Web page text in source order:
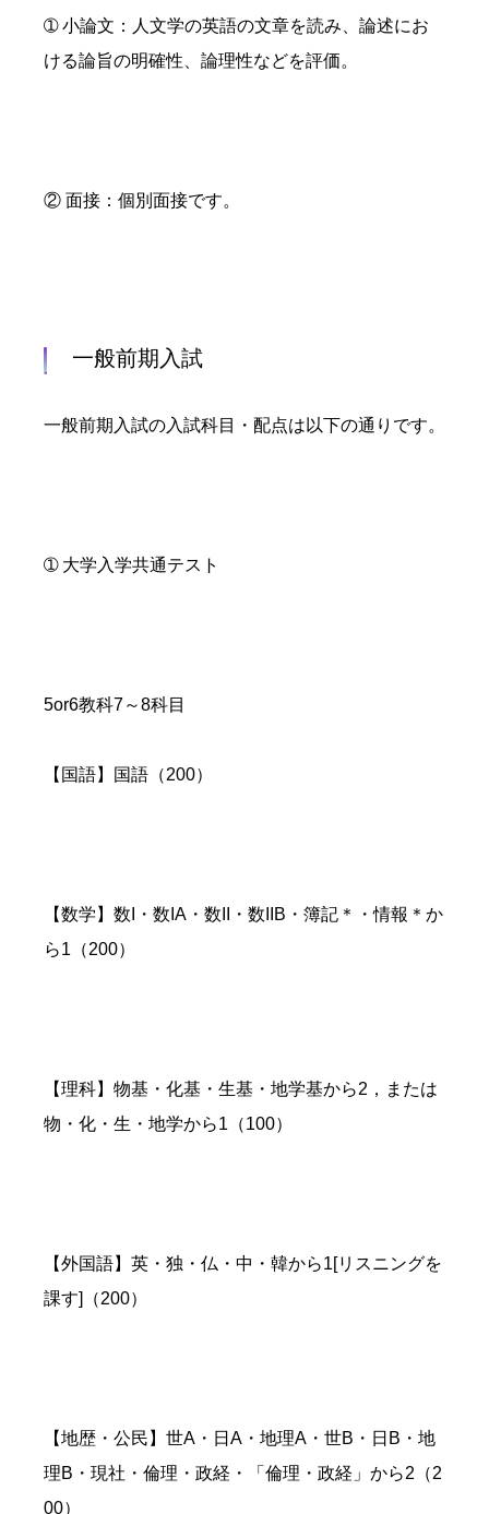
➀ 小論文：人文学の英語の文章を読み、論述にお
ける論旨の明確性、論理性などを評価。
② 面接：個別面接です。
一般前期入試
一般前期入試の入試科目・配点は以下の通りです。
➀ 大学入学共通テスト
5or6教科7～8科目
【国語】国語（200）
【数学】数I・数IA・数II・数IIB・簿記＊・情報＊か
ら1（200）
【理科】物基・化基・生基・地学基から2，または
物・化・生・地学から1（100）
【外国語】英・独・仏・中・韓から1[リスニングを
課す]（200）
【地歴・公民】世A・日A・地理A・世B・日B・地
理B・現社・倫理・政経・「倫理・政経」から2（2
00）